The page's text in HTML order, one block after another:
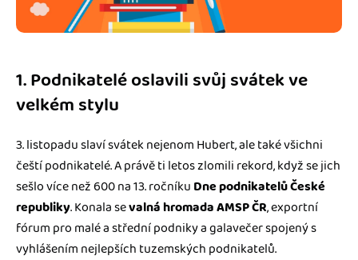
1. Podnikatelé oslavili svůj svátek ve
velkém stylu
3. listopadu slaví svátek nejenom Hubert, ale také všichni
čeští podnikatelé. A právě ti letos zlomili rekord, když se jich
sešlo více než 600 na 13. ročníku Dne podnikatelů České
republiky. Konala sevalná hromada AMSP ČR, exportní
fórum pro malé a střední podniky a galavečer spojený s
vyhlášením nejlepších tuzemských podnikatelů.